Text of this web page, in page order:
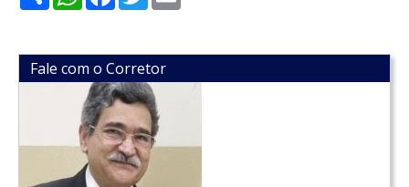
Fale com o Corretor